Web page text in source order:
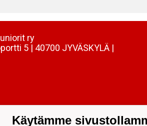
ry
5 | 40700 JYVÄSKYLÄ |
Käytämme